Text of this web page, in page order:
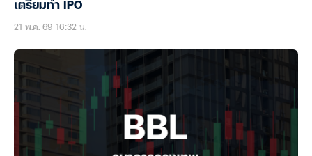
เตรียมทำ IPO
21 พ.ค. 69 16:32 น.